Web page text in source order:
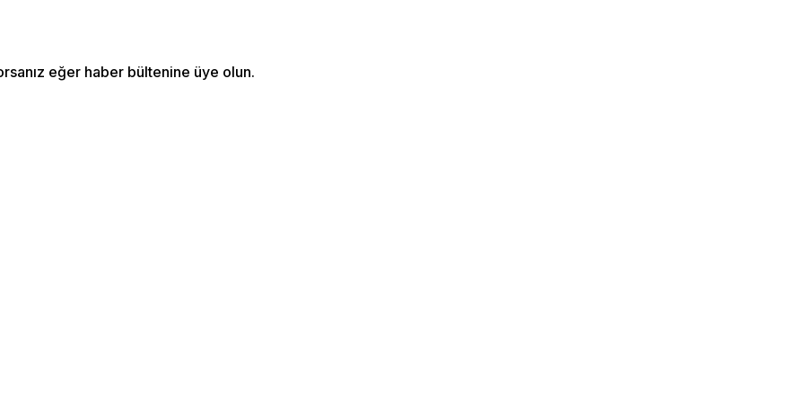
eğer haber bültenine üye olun.